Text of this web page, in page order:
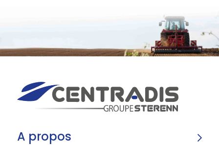
A propos